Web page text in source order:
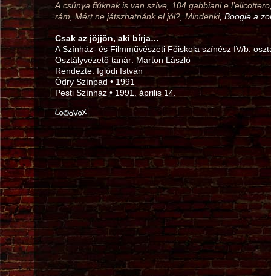
A csúnya fiúknak is van szíve
104 gabbiani e l’elicottero
rám ,Mért ne játszhatnánk el jól? Mindenki, Boogie a
Csak az jöjjön, aki bírja…
A Színház- és Filmművészeti Főiskola színész IV/b.
Osztályvezető tanár: Marton László
Rendezte: Iglódi István
Ódry Színpad • 1991
Pesti Színház • 1991. április 14.